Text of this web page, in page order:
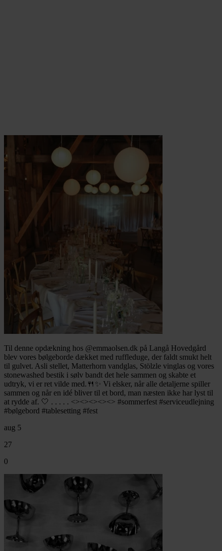
Til denne opdækning hos @emmaolsen.dk på Langå Hovedgård
blev vores bølgeborde dækket med ruffleduge, der faldt smukt helt
til gulvet. Asli stellet, Matterhorn vandglas, Stölzle vinglas og vores
stonewashed bestik i sølv bandt det hele sammen og skabte et
udtryk, vi er ret vilde med.🍴✨ Vi elsker, når alle detaljerne spiller
sammen og når en idé bliver til et bord, man næsten ikke har lyst til
at rydde af. 🤍 . . . . . <><><><><> #sommerfest #serviceudlejning
#bølgebord #tablesetting #fest
aug 5
27
0